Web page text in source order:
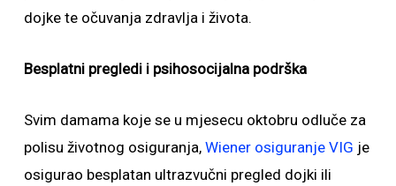
dojke te očuvanja zdravlja i života.
Besplatni pregledi i psihosocijalna podrška
Svim damama koje se u mjesecu oktobru odluče za
polisu životnog osiguranja, Wiener osiguranje VIG je
osigurao besplatan ultrazvučni pregled dojki ili